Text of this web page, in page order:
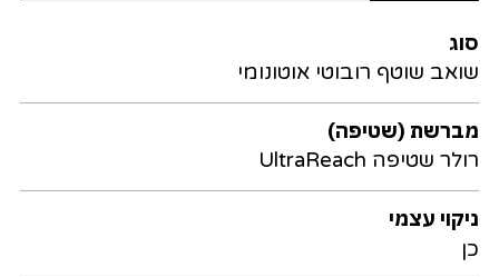
סוג
שואב שוטף רובוטי אוטונומי
מברשת (שטיפה)
רולר שטיפה UltraReach
ניקוי עצמי
כן